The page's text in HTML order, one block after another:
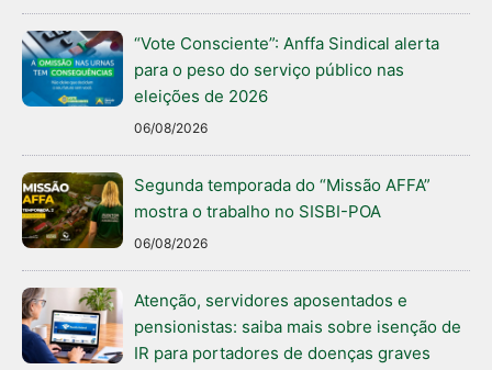
“Vote Consciente”: Anffa Sindical alerta
para o peso do serviço público nas
eleições de 2026
06/08/2026
Segunda temporada do “Missão AFFA”
mostra o trabalho no SISBI-POA
06/08/2026
Atenção, servidores aposentados e
pensionistas: saiba mais sobre isenção de
IR para portadores de doenças graves